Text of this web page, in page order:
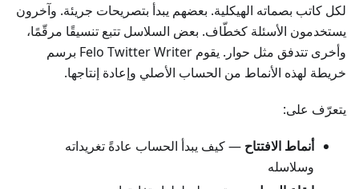
لكل كاتب بصماته الهيكلية. بعضهم يبدأ بتصريحات جريئة. وآخرون
يستخدمون الأسئلة كخطّاف. بعض السلاسل تتبع تنسيقًا مرقّمًا،
وأخرى تتدفق مثل حوار. يقوم Felo Twitter Writer برسم
خريطة لهذه الأنماط من الحساب الأصلي وإعادة إنتاجها.
يتعرّف على:
أنماط الافتتاح — كيف يبدأ الحساب عادةً تغريداته
وسلاسله